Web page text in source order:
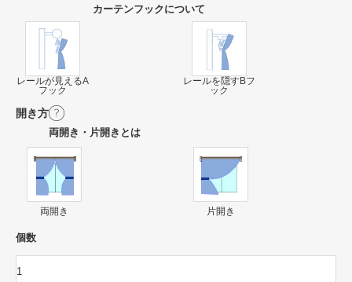
カーテンフックについて
レールが見えるA
フック
レールを隠すBフ
ック
開き方
両開き・片開きとは
両開き 片開き
個数